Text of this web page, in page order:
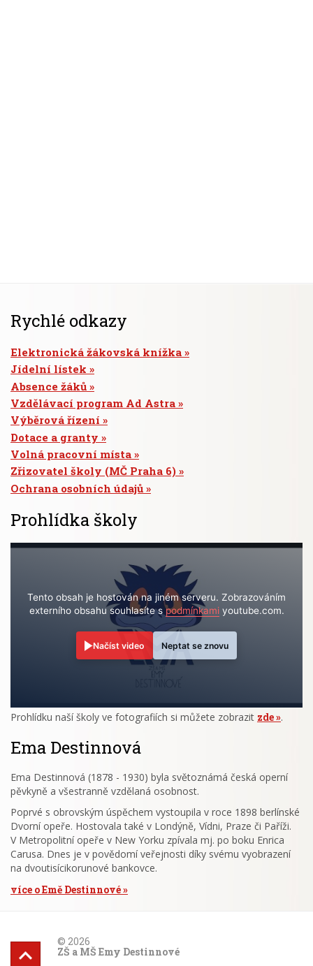
Rychlé odkazy
Elektronická žákovská knížka
Jídelní lístek
Absence žáků
Vzdělávací program Ad Astra
Výběrová řízení
Dotace a granty
Volná pracovní místa
Zřizovatel školy (MČ Praha 6)
Ochrana osobních údajů
Prohlídka školy
Tento obsah je hostován na jiném serveru. Zobrazováním
externího obsahu souhlasíte spodmínkamiyoutube.com.
Načíst video Neptat se znovu
Prohlídku naší školy ve fotografiích si můžete zobrazit zde .
Ema Destinnová
Ema Destinnová (1878 - 1930) byla světoznámá česká operní
pěvkyně a všestranně vzdělaná osobnost.
Poprvé s obrovským úspěchem vystoupila v roce 1898 berlínské
Dvorní opeře. Hostovala také v Londýně, Vídni, Praze či Paříži.
V Metropolitní opeře v New Yorku zpívala mj. po boku Enrica
Carusa. Dnes je v povědomí veřejnosti díky svému vyobrazení
na dvoutisícikorunové bankovce.
více o Emě Destinnové
© 2026
ZŠ a MŠ Emy Destinnové